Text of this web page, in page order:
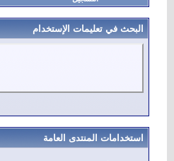
البحث في تعليمات الإستخدام
استخدامات المنتدى العامة